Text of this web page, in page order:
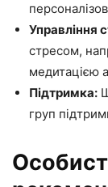
Управління
стресом,
медитацією
Підтримка:
груп